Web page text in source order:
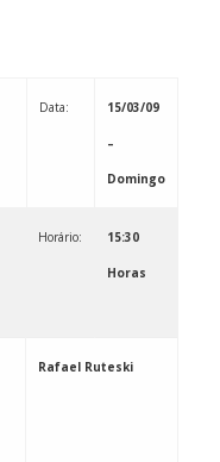
Data: 15/03/09
–
Domingo
Horário: 15:30
Horas
Rafael Ruteski